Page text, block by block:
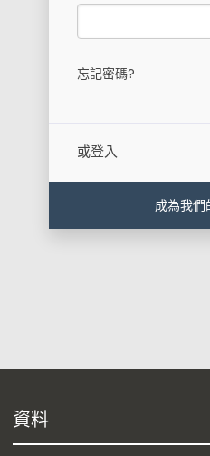
忘記密碼?
或登入
成為我們
資料